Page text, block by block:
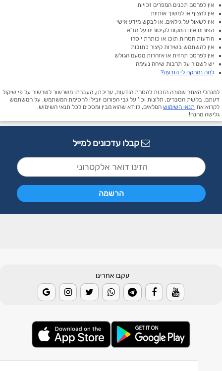
אין לפרסם תכנים המפרים זכויות
אין להציף או למשוך אותיות
אין לשאול על גילאים, או לבקש מידע אישי
הפורום אינו המקום לקיטורים על מז"א
הודעות חסרות תוכן או כותרת יוסרו
אין להשתמש בשירות קיצור כתובות
אין לפרסם תחזית או אזהרות מטעם הגולש
יש לשמור על תרבות שיחה נעימה
למה נמחקה לי הודעה?
למנהלי האתר שמורה הזכות להסרת הודעות, עריכתן, העברתן משרשור לשרשור על פי שיקול
דעתם. בקשת הסברים, תלונות וכו' על גבי הפורום יובילו לחסימת המשתמש. על המשתמש
לקרוא את תנאי השימוש המלאים, לוודא שהוא מבין ומסכים לכל תנאי השימוש.
גלישה מהנה!
קבלו עדכונים למייל
עקבו אחרינו